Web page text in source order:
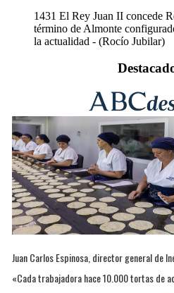
1431 El Rey Juan II concede
término de Almonte
la actualidad - (Rocío Jubilar)
Juan Carlos Espinosa, director general de
«Cada trabajadora hace 10.000 tortas de